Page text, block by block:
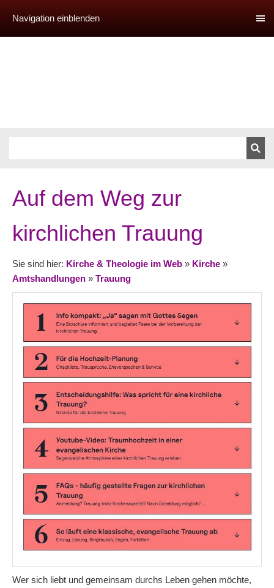
Navigation einblenden
Auf dem Weg zur
kirchlichen Trauung
Sie sind hier: Kirche & Theologie im Web » Kirche »
Amtshandlungen » Trauung
Wer sich liebt und gemeinsam durchs Leben gehen möchte,